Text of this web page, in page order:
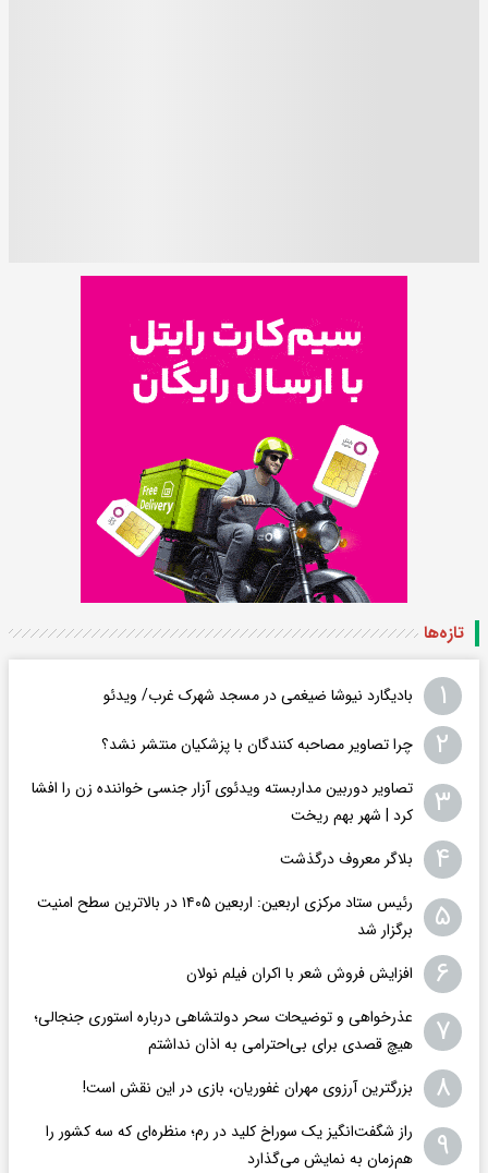
تازه‌ها
۱ بادیگارد نیوشا ضیغمی در مسجد شهرک غرب/ ویدئو
۲ چرا تصاویر مصاحبه کنندگان با پزشکیان منتشر نشد؟
۳
تصاویر دوربین مداربسته ویدئوی آزار جنسی خواننده زن را افشا
کرد | شهر بهم ریخت
۴ بلاگر معروف درگذشت
۵
رئیس ستاد مرکزی اربعین: اربعین ۱۴۰۵ در بالاترین سطح امنیت
برگزار شد
۶ افزایش فروش شعر با اکران فیلم نولان
۷
عذرخواهی و توضیحات سحر دولتشاهی درباره استوری جنجالی؛
هیچ قصدی برای بی‌احترامی به اذان نداشتم
۸ بزرگترین آرزوی مهران غفوریان، بازی در این نقش است!
۹
راز شگفت‌انگیز یک سوراخ کلید در رم؛ منظره‌ای که سه کشور را
هم‌زمان به نمایش می‌گذارد